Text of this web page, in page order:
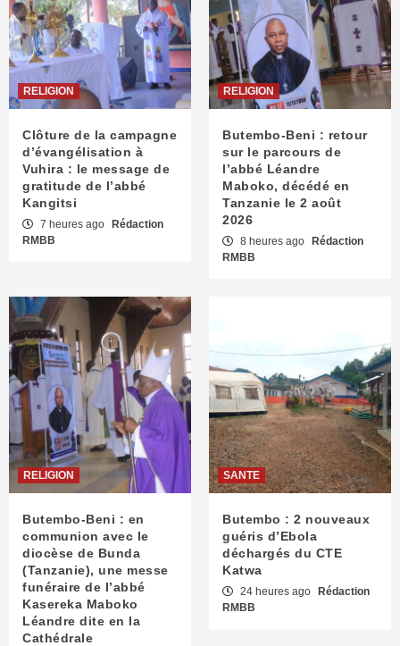
RELIGION
Clôture de la campagne
d’évangélisation à
Vuhira : le message de
gratitude de l’abbé
Kangitsi
7 heures ago Rédaction
RMBB
RELIGION
Butembo-Beni : retour
sur le parcours de
l’abbé Léandre
Maboko, décédé en
Tanzanie le 2 août
2026
8 heures ago Rédaction
RMBB
RELIGION
Butembo-Beni : en
communion avec le
diocèse de Bunda
(Tanzanie), une messe
funéraire de l’abbé
Kasereka Maboko
Léandre dite en la
Cathédrale
SANTE
Butembo : 2 nouveaux
guéris d’Ebola
déchargés du CTE
Katwa
24 heures ago Rédaction
RMBB